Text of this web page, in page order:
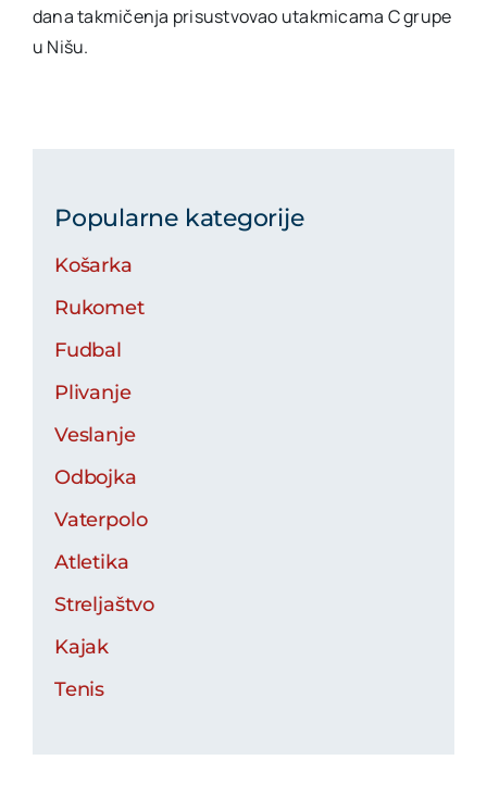
dana takmičenja prisustvovao utakmicama C grupe
u Nišu.
Popularne kategorije
Košarka
Rukomet
Fudbal
Plivanje
Veslanje
Odbojka
Vaterpolo
Atletika
Streljaštvo
Kajak
Tenis